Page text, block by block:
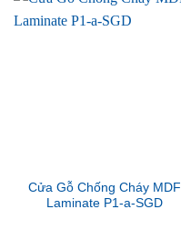
Cửa Gỗ Chống Cháy MDF
Laminate P1-a-SGD